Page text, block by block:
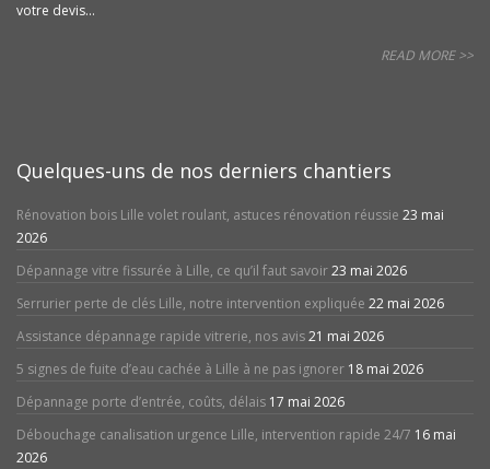
votre devis...
READ MORE >>
Quelques-uns de nos derniers chantiers
Rénovation bois Lille volet roulant, astuces rénovation réussie 23 mai
2026
Dépannage vitre fissurée à Lille, ce qu’il faut savoir23 mai 2026
Serrurier perte de clés Lille, notre intervention expliquée 22 mai 2026
Assistance dépannage rapide vitrerie, nos avis21 mai 2026
5 signes de fuite d’eau cachée à Lille à ne pas ignorer 18 mai 2026
Dépannage porte d’entrée, coûts, délais 17 mai 2026
Débouchage canalisation urgence Lille, intervention rapide 24/7 16 mai
2026